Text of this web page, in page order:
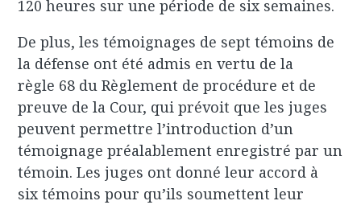
120 heures sur une période de six semaines.
De plus, les témoignages de sept témoins de
la défense ont été admis en vertu de la
règle 68 du Règlement de procédure et de
preuve de la Cour, qui prévoit que les juges
peuvent permettre l’introduction d’un
témoignage préalablement enregistré par un
témoin. Les juges ont donné leur accord à
six témoins pour qu’ils soumettent leur